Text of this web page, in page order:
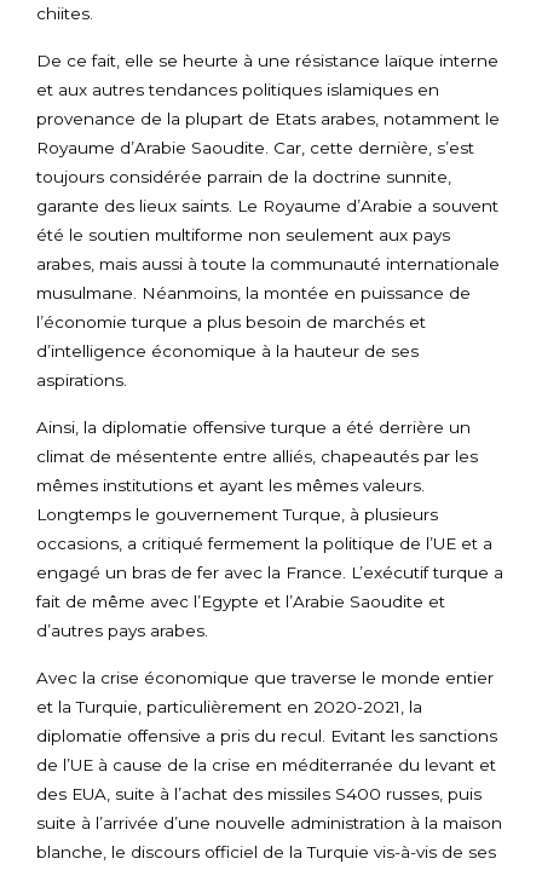
chiites.
De ce fait, elle se heurte à une résistance laïque interne
et aux autres tendances politiques islamiques en
provenance de la plupart de Etats arabes, notamment le
Royaume d’Arabie Saoudite. Car, cette dernière, s’est
toujours considérée parrain de la doctrine sunnite,
garante des lieux saints. Le Royaume d’Arabie a souvent
été le soutien multiforme non seulement aux pays
arabes, mais aussi à toute la communauté internationale
musulmane. Néanmoins, la montée en puissance de
l’économie turque a plus besoin de marchés et
d’intelligence économique à la hauteur de ses
aspirations.
Ainsi, la diplomatie offensive turque a été derrière un
climat de mésentente entre alliés, chapeautés par les
mêmes institutions et ayant les mêmes valeurs.
Longtemps le gouvernement Turque, à plusieurs
occasions, a critiqué fermement la politique de l’UE et a
engagé un bras de fer avec la France. L’exécutif turque a
fait de même avec l’Egypte et l’Arabie Saoudite et
d’autres pays arabes.
Avec la crise économique que traverse le monde entier
et la Turquie, particulièrement en 2020-2021, la
diplomatie offensive a pris du recul. Evitant les sanctions
de l’UE à cause de la crise en méditerranée du levant et
des EUA, suite à l’achat des missiles S400 russes, puis
suite à l’arrivée d’une nouvelle administration à la maison
blanche, le discours officiel de la Turquie vis-à-vis de ses